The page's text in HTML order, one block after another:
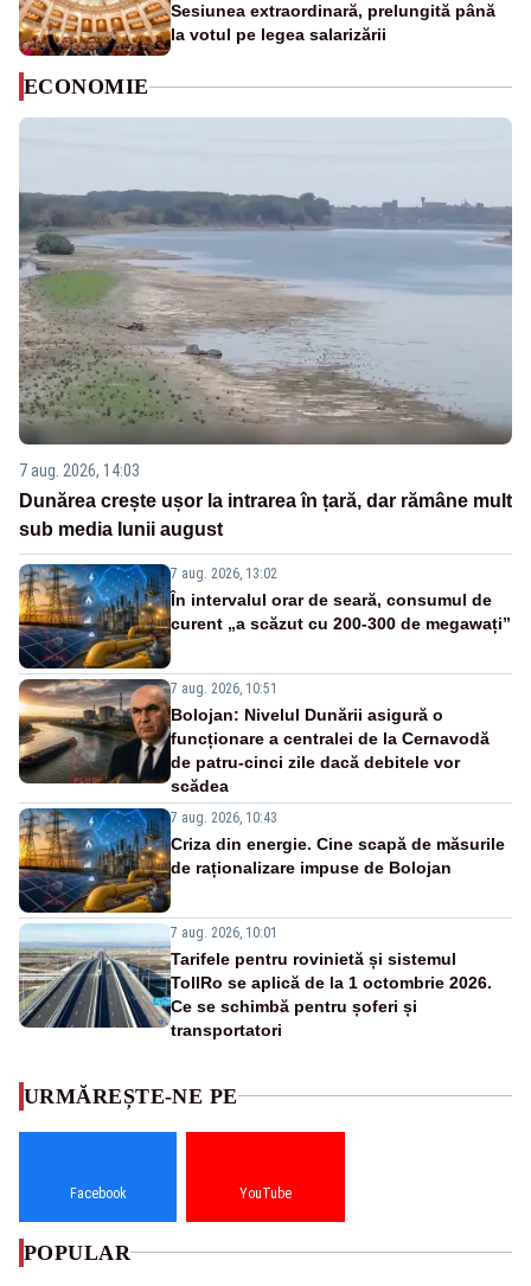
Sesiunea extraordinară, prelungită până
la votul pe legea salarizării
ECONOMIE
7 aug. 2026, 14:03
Dunărea crește ușor la intrarea în țară, dar rămâne mult
sub media lunii august
7 aug. 2026, 13:02
În intervalul orar de seară, consumul de
curent „a scăzut cu 200-300 de megawați”
7 aug. 2026, 10:51
Bolojan: Nivelul Dunării asigură o
funcționare a centralei de la Cernavodă
de patru-cinci zile dacă debitele vor
scădea
7 aug. 2026, 10:43
Criza din energie. Cine scapă de măsurile
de raționalizare impuse de Bolojan
7 aug. 2026, 10:01
Tarifele pentru rovinietă și sistemul
TollRo se aplică de la 1 octombrie 2026.
Ce se schimbă pentru șoferi și
transportatori
URMĂREȘTE-NE PE
Facebook YouTube
POPULAR